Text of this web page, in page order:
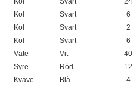
Kol
Svart 6
Kol
Svart 2
Kol
Svart 6
Väte
Vit 40
Syre
Röd 12
Kväve
Blå 4